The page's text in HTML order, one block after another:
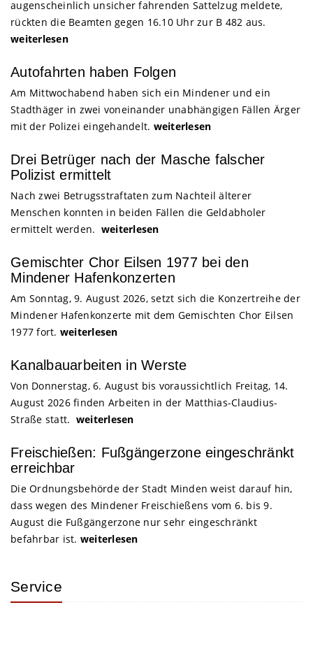
augenscheinlich unsicher fahrenden Sattelzug meldete,
rückten die Beamten gegen 16.10 Uhr zur B 482 aus.
weiterlesen
Autofahrten haben Folgen
Am Mittwochabend haben sich ein Mindener und ein
Stadthäger in zwei voneinander unabhängigen Fällen Ärger
mit der Polizei eingehandelt. weiterlesen
Drei Betrüger nach der Masche falscher
Polizist ermittelt
Nach zwei Betrugsstraftaten zum Nachteil älterer
Menschen konnten in beiden Fällen die Geldabholer
ermittelt werden. weiterlesen
Gemischter Chor Eilsen 1977 bei den
Mindener Hafenkonzerten
Am Sonntag, 9. August 2026, setzt sich die Konzertreihe der
Mindener Hafenkonzerte mit dem Gemischten Chor Eilsen
1977 fort. weiterlesen
Kanalbauarbeiten in Werste
Von Donnerstag, 6. August bis voraussichtlich Freitag, 14.
August 2026 finden Arbeiten in der Matthias-Claudius-
Straße statt. weiterlesen
Freischießen: Fußgängerzone eingeschränkt
erreichbar
Die Ordnungsbehörde der Stadt Minden weist darauf hin,
dass wegen des Mindener Freischießens vom 6. bis 9.
August die Fußgängerzone nur sehr eingeschränkt
befahrbar ist. weiterlesen
Service